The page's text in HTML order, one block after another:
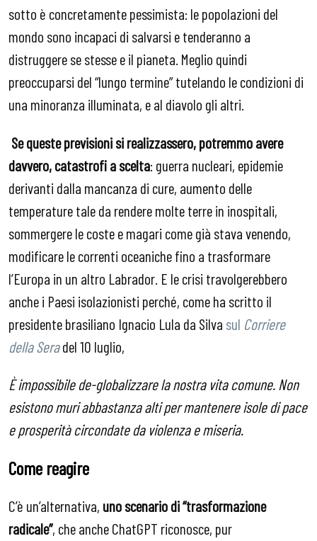
sotto è concretamente pessimista: le popolazioni del
mondo sono incapaci di salvarsi e tenderanno a
distruggere se stesse e il pianeta. Meglio quindi
preoccuparsi del “lungo termine” tutelando le condizioni di
una minoranza illuminata, e al diavolo gli altri.
Se queste previsioni si realizzassero, potremmo avere
davvero, catastrofi a scelta: guerra nucleari, epidemie
derivanti dalla mancanza di cure, aumento delle
temperature tale da rendere molte terre in inospitali,
sommergere le coste e magari come già stava venendo,
modificare le correnti oceaniche fino a trasformare
l’Europa in un altro Labrador. E le crisi travolgerebbero
anche i Paesi isolazionisti perché, come ha scritto il
presidente brasiliano Ignacio Lula da Silva sul Corriere
della Seradel 10 luglio,
È impossibile de-globalizzare la nostra vita comune. Non
esistono muri abbastanza alti per mantenere isole di pace
e prosperità circondate da violenza e miseria.
Come reagire
C’è un’alternativa, uno scenario di “trasformazione
radicale”, che anche ChatGPT riconosce, pur